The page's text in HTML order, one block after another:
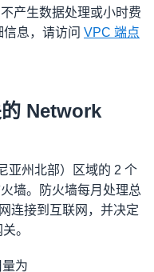
产生数据处理或小时费
息，请访问 VPC 端点
Network
亚州北部）区域的 2 个
墙。防火墙每月处理总
连接到互联网，并决定
。
为